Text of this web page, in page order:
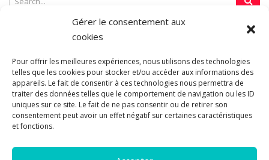
Gérer le consentement aux
cookies
Pour offrir les meilleures expériences, nous utilisons des technologies
telles que les cookies pour stocker et/ou accéder aux informations des
appareils. Le fait de consentir à ces technologies nous permettra de
traiter des données telles que le comportement de navigation ou les ID
uniques sur ce site. Le fait de ne pas consentir ou de retirer son
consentement peut avoir un effet négatif sur certaines caractéristiques
et fonctions.
SUR LA TOILE…
Blogroll